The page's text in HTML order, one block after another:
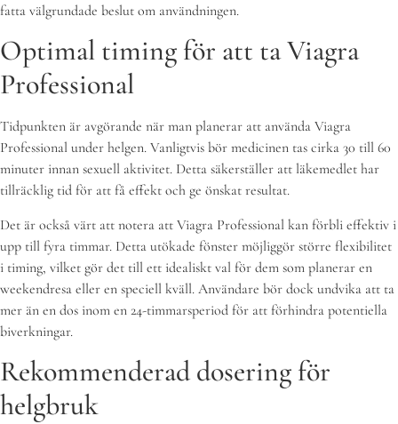
fatta välgrundade beslut om användningen.
Optimal timing för att ta Viagra
Professional
Tidpunkten är avgörande när man planerar att använda Viagra
Professional under helgen. Vanligtvis bör medicinen tas cirka 30 till 60
minuter innan sexuell aktivitet. Detta säkerställer att läkemedlet har
tillräcklig tid för att få effekt och ge önskat resultat.
Det är också värt att notera att Viagra Professional kan förbli effektiv i
upp till fyra timmar. Detta utökade fönster möjliggör större flexibilitet
i timing, vilket gör det till ett idealiskt val för dem som planerar en
weekendresa eller en speciell kväll. Användare bör dock undvika att ta
mer än en dos inom en 24-timmarsperiod för att förhindra potentiella
biverkningar.
Rekommenderad dosering för
helgbruk